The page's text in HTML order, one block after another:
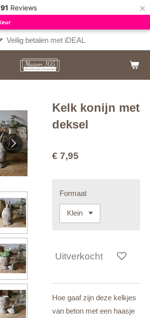
91 Reviews ×
Veilig betalen met iDEAL
Kelk konijn met
deksel
€ 7,95
Formaat
Uitverkocht
Hoe gaaf zijn deze kelkjes
van beton met een haasje